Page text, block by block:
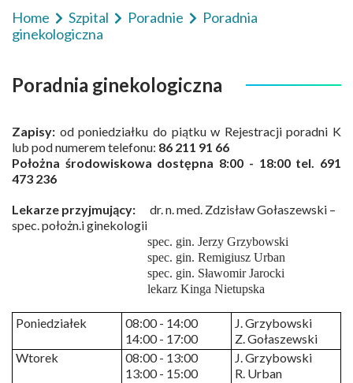
Home Szpital Poradnie
Poradnia
ginekologiczna
Poradnia ginekologiczna
Zapisy: od poniedziałku do piątku w Rejestracji poradni K
lub pod numerem telefonu: 86 211 91 66
Położna środowiskowa dostępna 8:00 - 18:00 tel. 691
473 236
Lekarze przyjmujący:
dr. n. med. Zdzisław Gołaszewski –
spec. położn.i ginekologii
spec. gin. Jerzy Grzybowski
spec. gin. Remigiusz Urban
spec. gin. Sławomir Jarocki
lekarz Kinga Nietupska
Poniedziałek
08:00 - 14:00
14:00 - 17:00
J. Grzybowski
Z. Gołaszewski
Wtorek
08:00 - 13:00
13:00 - 15:00
J. Grzybowski
R. Urban